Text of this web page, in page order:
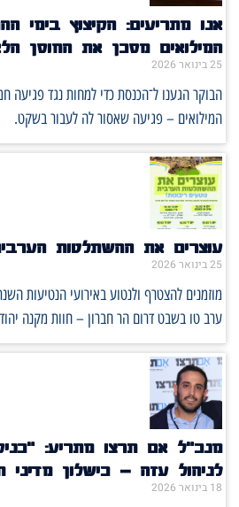
אנו מתריעים: הקיצוץ בימי
המילואים מסכן את החוסן
25 בינואר 2026
הבוקר הגענו ל־הכנסת כדי למחות נגד פגיעה
המילואים – פגיעה שאסור לה לעבור בשקט.
עוצרים את ההשתלטות
25 בינואר 2026
ערב טו בשבט דרום הר חברון – חוות מקנה יהודה (16:00)
מנכ״ל אם תרצו מתריע:
לניהול עזה – כישלון מדיני
18 בינואר 2026